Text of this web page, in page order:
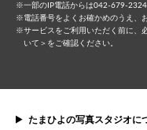
⼀部のIP電話からは042-679-
電話番号をよくお確かめのうえ、
サービスをご利⽤いただく前に、
いて＞ をご確認ください。
たまひよの写真スタジオに